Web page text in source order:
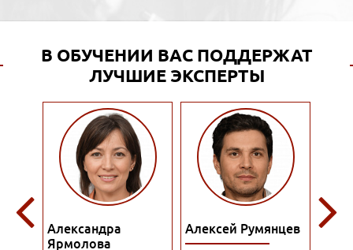
В ОБУЧЕНИИ ВАС ПОДДЕРЖАТ
ЛУЧШИЕ ЭКСПЕРТЫ
Алексей Румянцев Алина Куприянова